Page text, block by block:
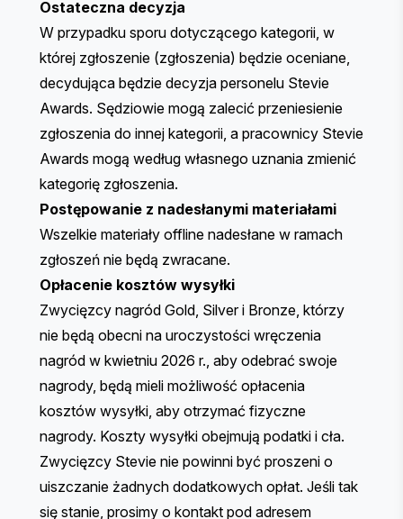
Ostateczna decyzja
W przypadku sporu dotyczącego kategorii, w
której zgłoszenie (zgłoszenia) będzie oceniane,
decydująca będzie decyzja personelu Stevie
Awards. Sędziowie mogą zalecić przeniesienie
zgłoszenia do innej kategorii, a pracownicy Stevie
Awards mogą według własnego uznania zmienić
kategorię zgłoszenia.
Postępowanie z nadesłanymi materiałami
Wszelkie materiały offline nadesłane w ramach
zgłoszeń nie będą zwracane.
Opłacenie kosztów wysyłki
Zwycięzcy nagród Gold, Silver i Bronze, którzy
nie będą obecni na uroczystości wręczenia
nagród w kwietniu 2026 r., aby odebrać swoje
nagrody, będą mieli możliwość opłacenia
kosztów wysyłki, aby otrzymać fizyczne
nagrody. Koszty wysyłki obejmują podatki i cła.
Zwycięzcy Stevie nie powinni być proszeni o
uiszczanie żadnych dodatkowych opłat. Jeśli tak
się stanie, prosimy o kontakt pod adresem